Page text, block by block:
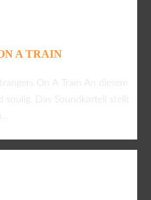
A TRAIN
On A Train An diesem
soulig. Das Soundkartell stellt